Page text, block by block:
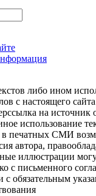
либо ином
с настоящего
на источник
использование
в печатных СМИ
автора,
иллюстрации
с письменного
с обязательным